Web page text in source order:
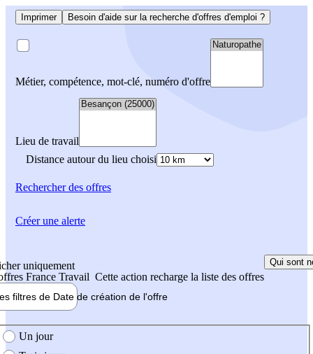
Imprimer Besoin d'aide sur la recherche d'offres d'emploi ?
Métier, compétence, mot-clé, numéro d'offre
Lieu de travail
Distance autour du lieu choisi
Rechercherdes offres
uniquement
France Travail Cette action recharge la liste des offres
Qui sont
filtres de Date de création de l'offre
création de l'offre
Un jour
Créer une alerte